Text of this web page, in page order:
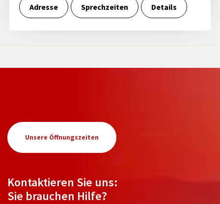
Adresse Sprechzeiten Details
Unsere Öffnungszeiten
Kontaktieren Sie uns:
Sie brauchen Hilfe?